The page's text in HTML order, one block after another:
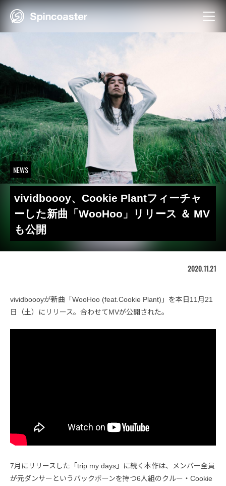
Skip
NEWS
vividboooy、Cookie Plantフィーチャ
ーした新曲「WooHoo」リリース ＆ MV
も公開
2020.11.21
vividboooyが新曲「WooHoo (feat.Cookie Plant)」を本日11月21
日（土）にリリース。合わせてMVが公開された。
7月にリリースした「trip my days」に続く本作は、メンバー全員
が元ダンサーというバックボーンを持つ6人組のクルー・Cookie